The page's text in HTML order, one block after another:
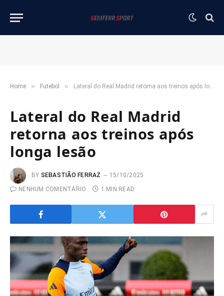
Home » Futebol » Lateral do Real Madrid retorna aos treinos após longa lesão
Lateral do Real Madrid
retorna aos treinos após
longa lesão
BY SEBASTIÃO FERRAZ
15/10/2025
NENHUM COMENTÁRIO
1 MIN READ